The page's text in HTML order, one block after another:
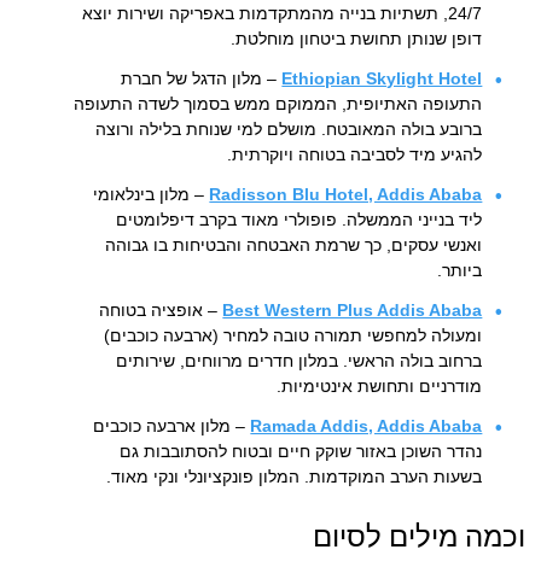
24/7, תשתיות בנייה מהמתקדמות באפריקה ושירות יוצא
דופן שנותן תחושת ביטחון מוחלטת.
Ethiopian Skylight Hotel – מלון הדגל של חברת
התעופה האתיופית, הממוקם ממש בסמוך לשדה התעופה
ברובע בולה המאובטח. מושלם למי שנוחת בלילה ורוצה
להגיע מיד לסביבה בטוחה ויוקרתית.
Radisson Blu Hotel, Addis Ababa – מלון בינלאומי
ליד בנייני הממשלה. פופולרי מאוד בקרב דיפלומטים
ואנשי עסקים, כך שרמת האבטחה והבטיחות בו גבוהה
ביותר.
Best Western Plus Addis Ababa – אופציה בטוחה
ומעולה למחפשי תמורה טובה למחיר (ארבעה כוכבים)
ברחוב בולה הראשי. במלון חדרים מרווחים, שירותים
מודרניים ותחושת אינטימיות.
Ramada Addis, Addis Ababa – מלון ארבעה כוכבים
נהדר השוכן באזור שוקק חיים ובטוח להסתובבות גם
בשעות הערב המוקדמות. המלון פונקציונלי ונקי מאוד.
וכמה מילים לסיום